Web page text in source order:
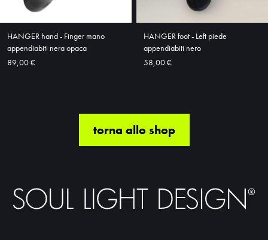
HANGER hand - Finger mano
appendiabiti nera opaca
89,00 €
HANGER foot - Left piede
appendiabiti nero
58,00 €
torna allo shop